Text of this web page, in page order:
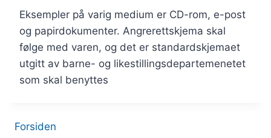
Eksempler på varig medium er CD-rom, e-post
og papirdokumenter. Angrerettskjema skal
følge med varen, og det er standardskjemaet
utgitt av barne- og likestillingsdepartemenetet
som skal benyttes
Forsiden